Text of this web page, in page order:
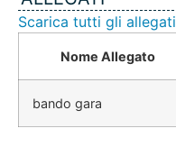
Scarica tutti gli allegati
Nome Allegato
bando gara